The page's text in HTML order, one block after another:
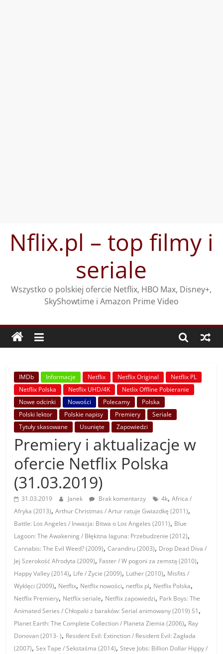
treściNflix.pl – top filmy i
seriale
Wszystko o polskiej ofercie Netflix, HBO Max, Disney+,
SkyShowtime i Amazon Prime Video
IMDb Informacje Netflix Netflix Original
Netflix PL
Netflix Polska
Netflix UHD/4K
Netlix Offline Pobieranie
Nowe odcinki
Nowości Polecamy
Polska
Polski lektor
Polskie napisy Premiery
Seriale
Tytuły skasowane
Usunięte Zapowiedzi
Premiery i aktualizacje w
ofercie Netflix Polska
(31.03.2019)
31.03.2019 Janek Brak komentarzy 4k,Africa /
Afryka (2013),Arthur Christmas / Artur ratuje Gwiazdkę (2011),
Battle: Los Angeles / Inwazja: Bitwa o Los Angeles (2011), Blue
Lagoon: The Awakening / Błękitna laguna: Przebudzenie (2012),
Cannabis: The Evil Weed? (2009),Carandiru (2003), Drop Dead Diva /
Jej Szerokość Afrodyta (2009), Faster / W pogoni za zemstą (2010),
Happy Valley (2014), Life / Życie (2009), Luther (2010), Misfits /
Wyklęci (2009), Netflix, Netflix nowości, netflix pl, Netflix Polska,
Netflix Premiery, Netflix seriale, Netflix zapowiedzi, Park Boys: The
Animated Series / Chłopaki z baraków: Serial animowany (2019) S1,
Planet Earth: The Complete Collection / Planeta Ziemia (2006), Ray
Donovan (2013- ), Resident Evil: Extinction / Resident Evil: Zagłada
(2007),Sex Tape / Sekstaśma (2014),Steve Jobs: Billion Dollar Hippy /